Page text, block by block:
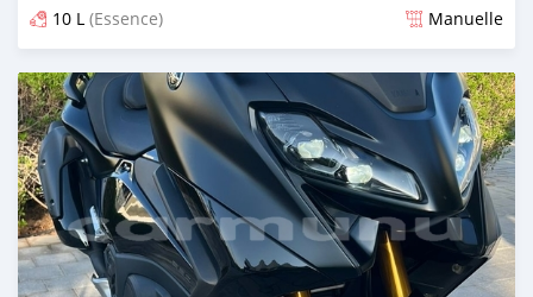
10 L (Essence) Manuelle
Publié il y a presque 2 ans